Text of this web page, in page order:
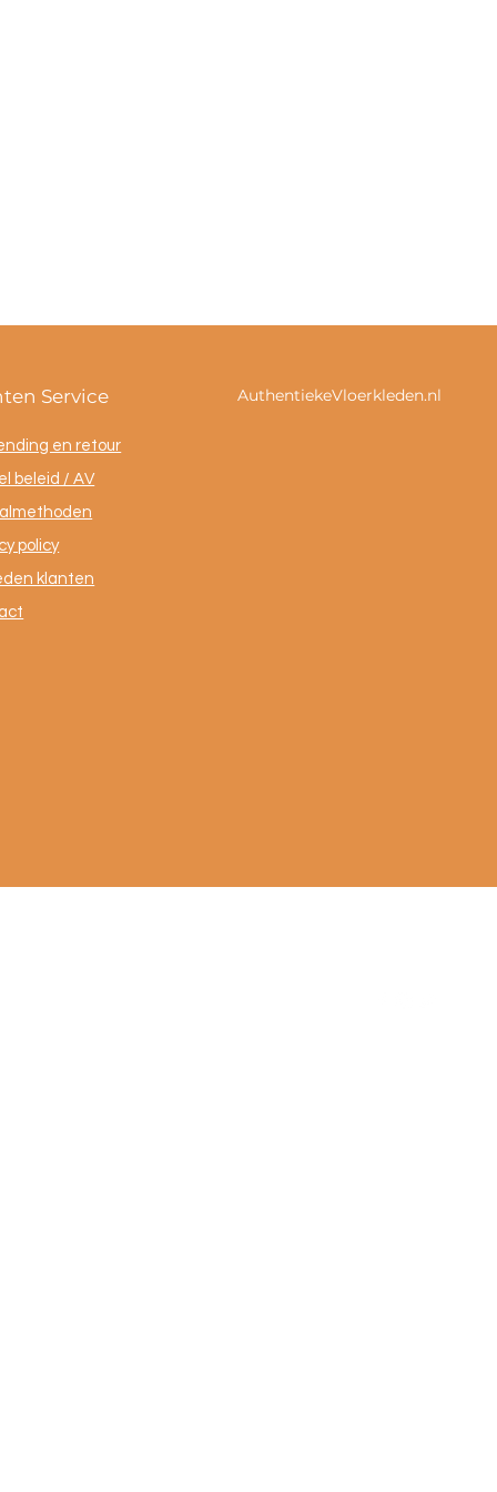
Service
en retour
beleid / AV
policy
klanten
AuthentiekeVloerkleden.nl